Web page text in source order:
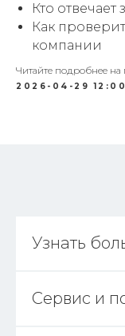
Кто отвечает
Как
компании
Читайте подробнее на
2026-04-29 12:00
Узнать
Сервис и